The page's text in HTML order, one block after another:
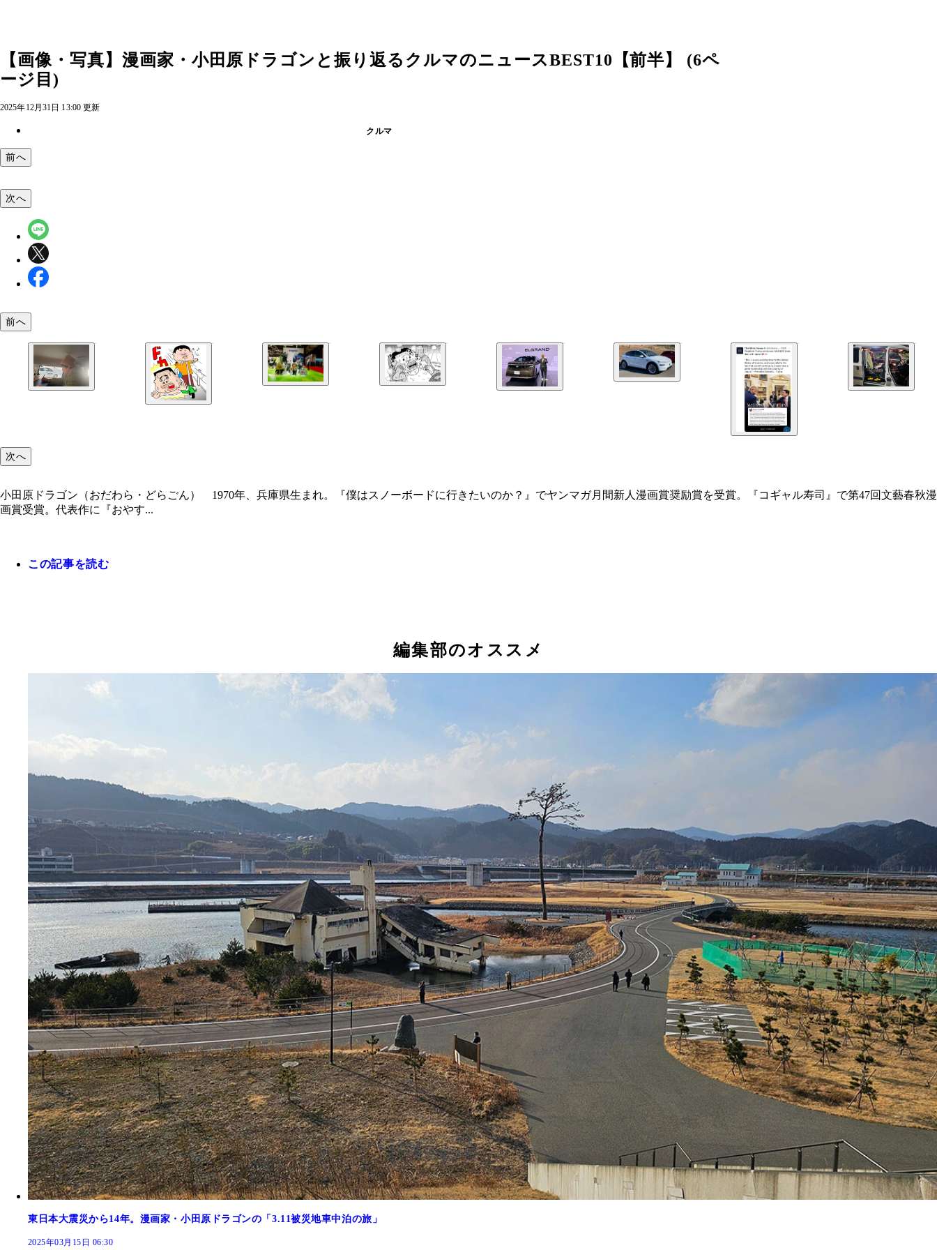
【画像・写真】漫画家・小田原ドラゴンと振り返るクルマのニュースBEST10【前半】 (6ペ
ージ目)
2025年12月31日 13:00 更新
クルマ
前へ
小田原ドラゴン（おだわら・どらごん） 1970年、兵庫県生まれ。『僕はスノーボードに行きたいのか？』でヤンマガ月間新人漫画賞奨励賞を受賞。『コギャル寿司』で第47
春秋漫画賞受賞。代表作に『おやすみなさい。』、『チェリーナイツ』、『ぼくと3本足のちょんぴー』、『今夜は車内でおやすみなさい。』など。週刊SPA！で漫画『今日も
つからない。』連載中
第10位 無法状態の電動キックボードをどうにかせい（怒）
第9位 スズキがインドで進める“牛糞戦略”
第8位 異常気象でクルマがヤバい！
第7位 崖っぷちの日産が放つ逆襲カー
第6位 “EVの絶対王者”テスラ大失速
第4位 車中泊で巡った被災地の旅
次へ
前へ
次へ
小田原ドラゴン（おだわら・どらごん） 1970年、兵庫県生まれ。『僕はスノーボードに行きたいのか？』でヤンマガ月間新人漫画賞奨励賞を受賞。『コギャル寿司』で第47回文藝春秋漫
画賞受賞。代表作に『おやす...
この記事を読む
編集部のオススメ
東日本大震災から14年。漫画家・小田原ドラゴンの「3.11被災地車中泊の旅」
2025年03月15日 06:30